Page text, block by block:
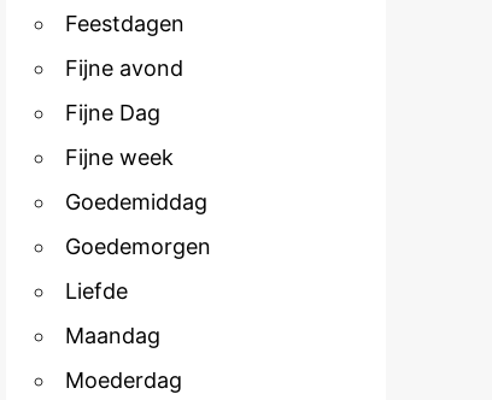
Feestdagen
Fijne avond
Fijne Dag
Fijne week
Goedemiddag
Goedemorgen
Liefde
Maandag
Moederdag